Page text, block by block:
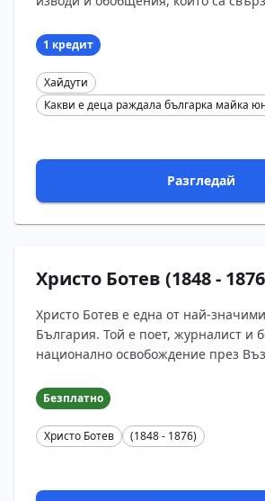
1 кредит
Хайдути
Какви е деца раждала българка майка
Разгледай
Христо Ботев (1848 -
Христо Ботев е една от най-
България. Той е поет, журналист и
национално освобождение през
Одеса. Завръщ...
Безплатно
Христо Ботев (1848 - 1876)